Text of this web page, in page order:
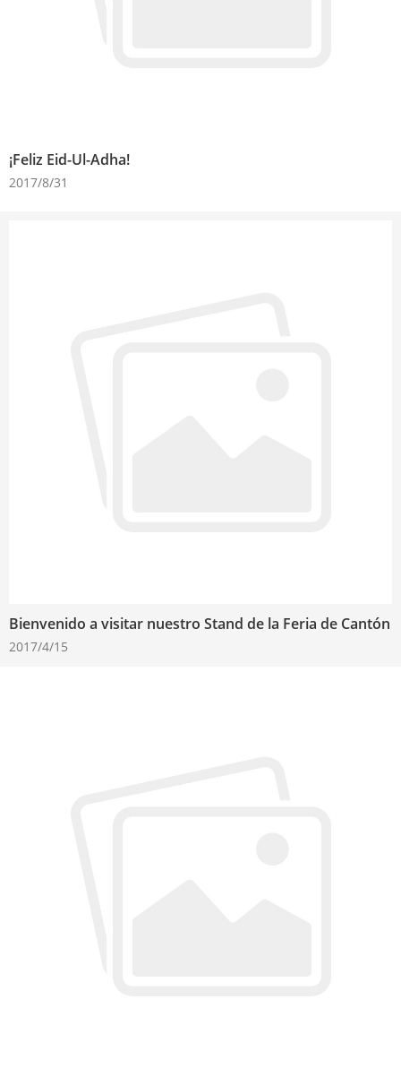
¡Feliz Eid-Ul-Adha!
2017/8/31
Bienvenido a visitar nuestro Stand de la Feria de Cantón
2017/4/15